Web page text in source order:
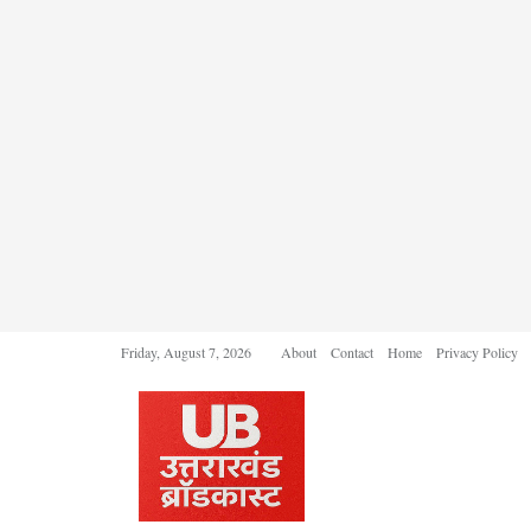
Friday, August 7, 2026 About Contact Home Privacy Policy